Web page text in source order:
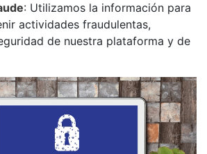
: Utilizamos la información para
actividades fraudulentas,
de nuestra plataforma y de